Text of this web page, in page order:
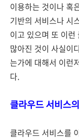
이용하는 것이나 혹
기반의 서비스나 시
이고 있으며 또 이
많아진 것이 사실이
는가에 대해서 이런
다.
클라우드 서비스
클라우드 서비스를